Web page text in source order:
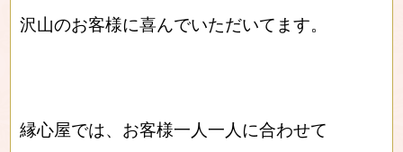
沢山のお客様に喜んでいただいてます。
縁心屋では、お客様一人一人に合わせて